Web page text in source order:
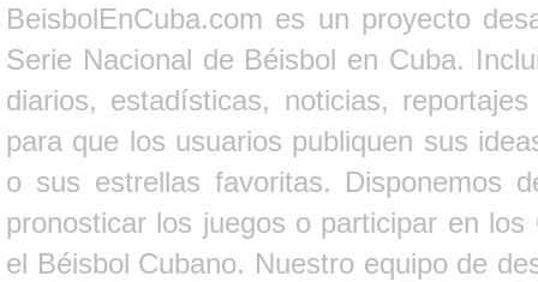
BeisbolEnCuba.com es un proyecto
Serie Nacional de Béisbol en Cuba.
diarios, estadísticas, noticias,
para que los usuarios publiquen sus
o sus estrellas favoritas. Disponemos
pronosticar los juegos o participar en
el Béisbol Cubano. Nuestro equipo de